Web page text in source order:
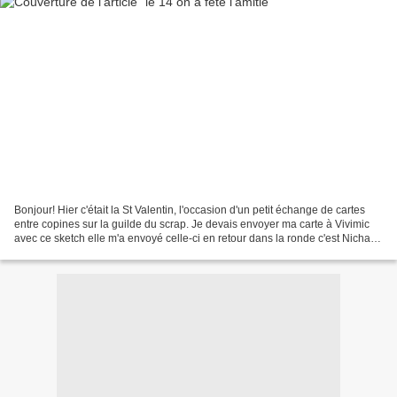
Bonjour! Hier c'était la St Valentin, l'occasion d'un petit échange de cartes
entre copines sur la guilde du scrap. Je devais envoyer ma carte à Vivimic
avec ce sketch elle m'a envoyé celle-ci en retour dans la ronde c'est Nicham